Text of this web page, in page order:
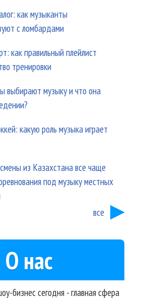
как музыканты
с ломбардами
как правильный плейлист
тренировки
выбирают музыку и что она
какую роль музыка играет
из Казахстана все чаще
под музыку местных
все
О нас
бизнес сегодня - главная сфера